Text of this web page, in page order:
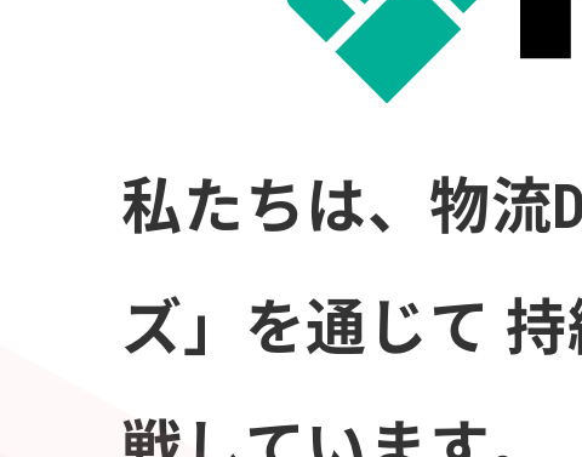
私たちは、物流
ズ」を通じて